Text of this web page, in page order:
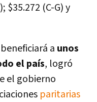
$35.272 (C-G) y
a unos
el paí­s, logró
el gobierno
paritarias